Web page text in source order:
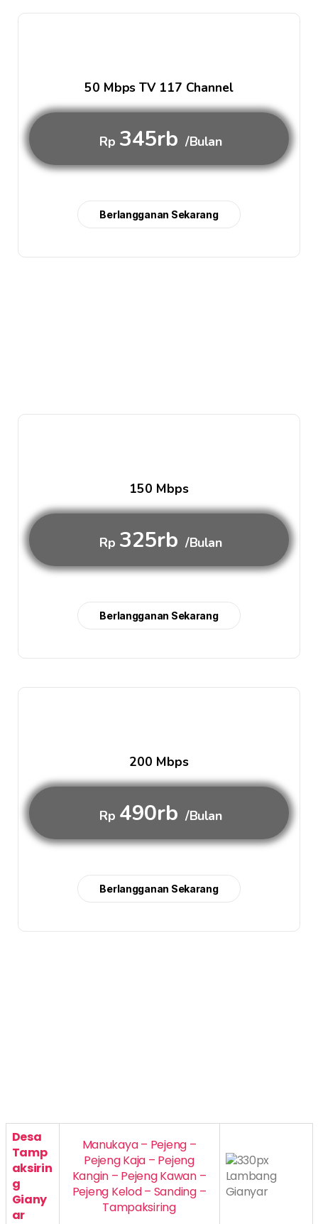
50 Mbps TV 117 Channel
Rp 345rb /Bulan
Berlangganan Sekarang
150 Mbps
Rp 325rb /Bulan
Berlangganan Sekarang
200 Mbps
Rp 490rb /Bulan
Berlangganan Sekarang
Desa
Tamp
aksirin
g
Giany
ar
Manukaya – Pejeng –
Pejeng Kaja – Pejeng
Kangin – Pejeng Kawan –
Pejeng Kelod – Sanding –
Tampaksiring